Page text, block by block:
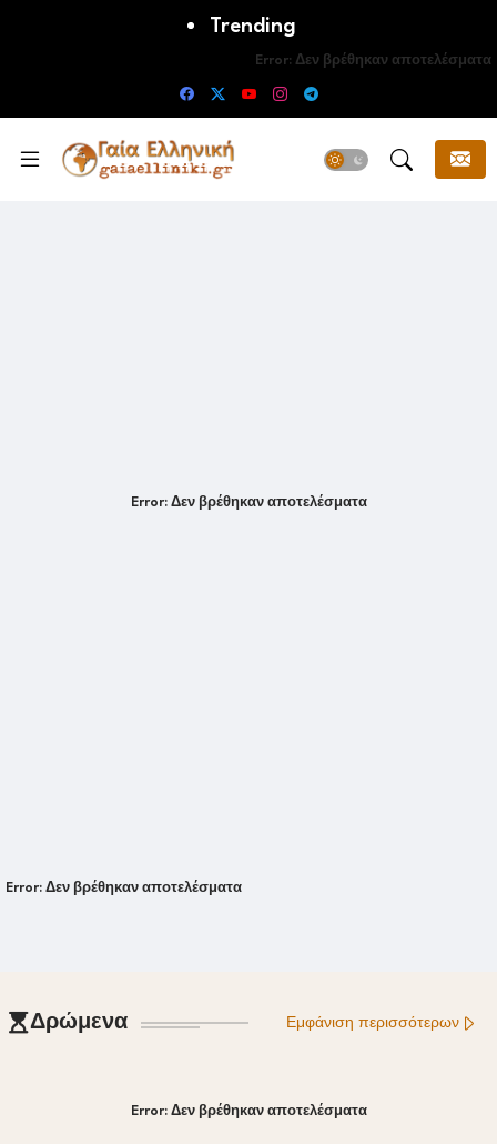
Trending
Error: Δεν βρέθηκαν αποτελέσματα
Error:Δεν βρέθηκαν αποτελέσματα
Error: Δεν βρέθηκαν αποτελέσματα
Δρώμενα Εμφάνιση περισσότερων
Error:Δεν βρέθηκαν αποτελέσματα